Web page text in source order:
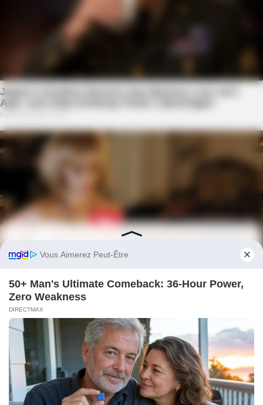
Navy SEAL: How To Safely Stockpile 365 Days' Worth Of
Kate Middleton's Daring Outfit Took Prince William's Breath
Away
Before You Go